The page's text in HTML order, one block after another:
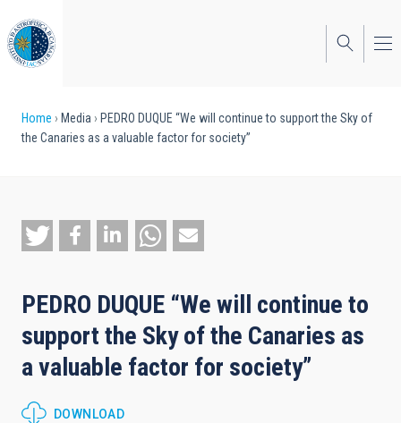
to
main
content
Breadcrumb
Home Media
PEDRO DUQUE “We will continue to support the Sky of
the Canaries as a valuable factor for society”
PEDRO DUQUE “We will continue to
support the Sky of the Canaries as
a valuable factor for society”
DOWNLOAD